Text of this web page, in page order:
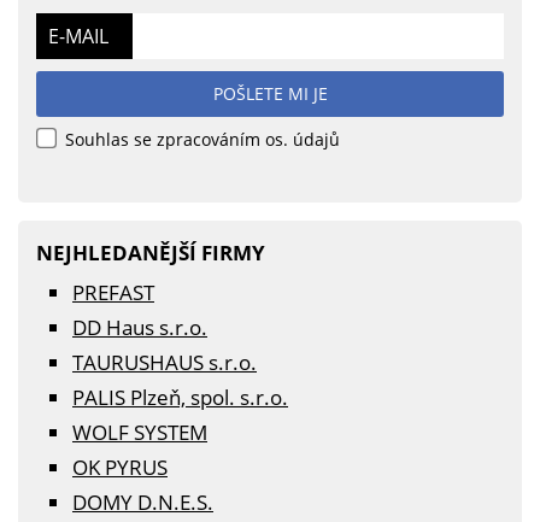
E-MAIL
POŠLETE MI JE
Souhlas se zpracováním os. údajů
NEJHLEDANĚJŠÍ FIRMY
PREFAST
DD Haus s.r.o.
TAURUSHAUS s.r.o.
PALIS Plzeň, spol. s.r.o.
WOLF SYSTEM
OK PYRUS
DOMY D.N.E.S.